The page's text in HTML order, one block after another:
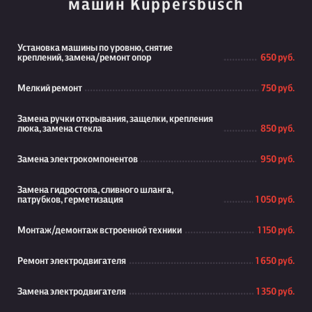
машин Kuppersbusch
Установка машины по уровню, снятие
креплений, замена/ремонт опор
650 руб.
Мелкий ремонт 750 руб.
Замена ручки открывания, защелки, крепления
люка, замена стекла
850 руб.
Замена электрокомпонентов 950 руб.
Замена гидростопа, сливного шланга,
патрубков, герметизация
1 050 руб.
Монтаж/демонтаж встроенной техники 1 150 руб.
Ремонт электродвигателя 1 650 руб.
Замена электродвигателя 1 350 руб.